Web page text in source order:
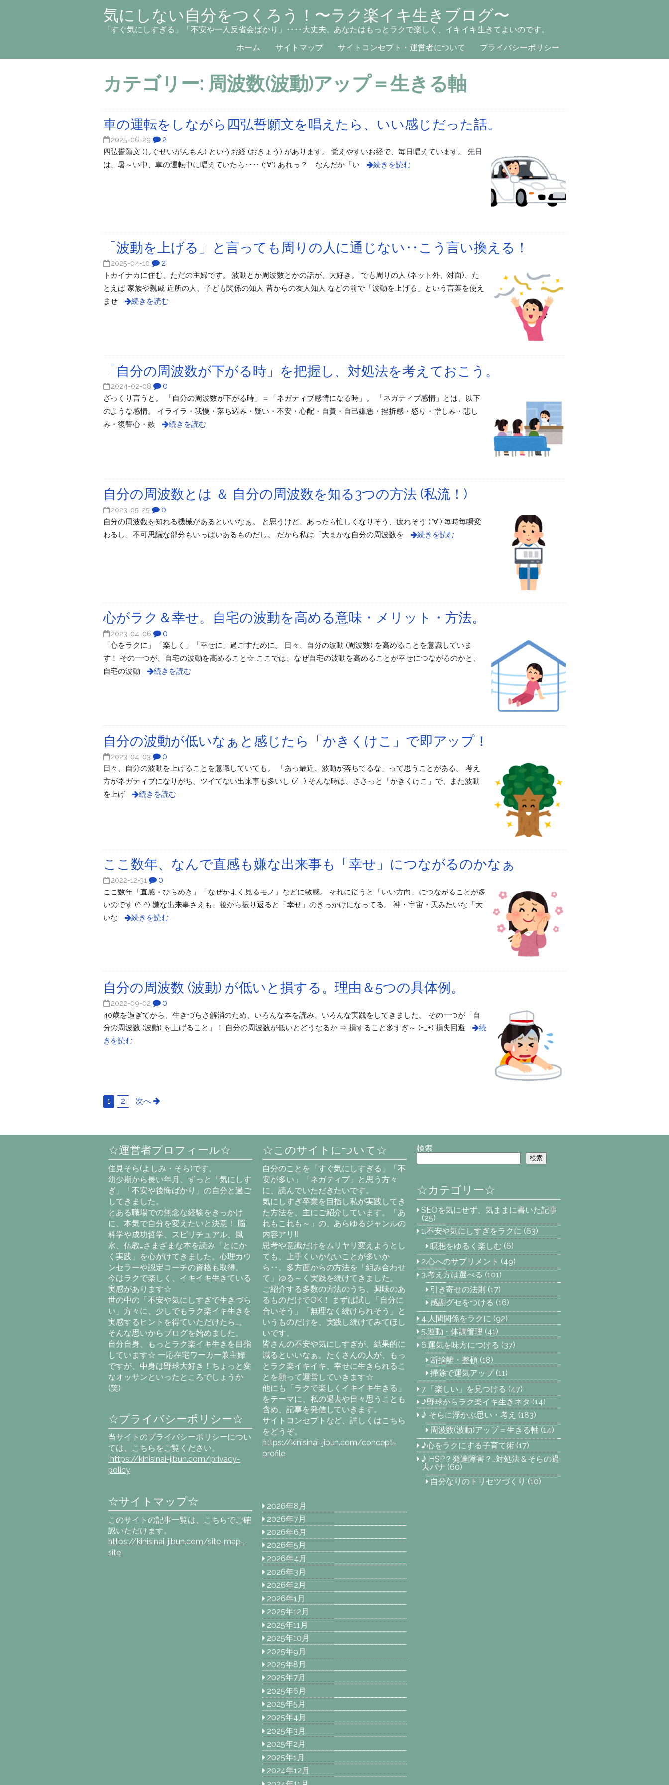
気にしない自分をつくろう！〜ラク楽イキ生きブログ〜
「すぐ気にしすぎる」「不安や一人反省会ばかり」‥‥大丈夫。あなたはもっとラクで楽しく、イキイキ生きてよいのです。
ホーム
サイトマップ サイトコンセプト・運営者について プライバシーポリシー
カテゴリー: 周波数(波動)アップ＝生きる軸
車の運転をしながら四弘誓願文を唱えたら、いい感じだった話。
2025-06-29 2
四弘誓願文 (しぐせいがんもん) というお経 (おきょう) があります。 覚えやすいお経で、毎日唱えています。 先日
は、暑～い中、車の運転中に唱えていたら‥‥ (;’∀’) あれっ？ なんだか「い
続きを読む
「波動を上げる」と言っても周りの人に通じない‥こう言い換える！
2025-04-10 2
トカイナカに住む、ただの主婦です。 波動とか周波数とかの話が、大好き。 でも周りの人 (ネット外、対面)、た
とえば 家族や親戚 近所の人、子ども関係の知人 昔からの友人知人 などの前で「波動を上げる」という言葉を使え
ませ
続きを読む
「自分の周波数が下がる時」を把握し、対処法を考えておこう。
2024-02-08 0
ざっくり言うと。 「自分の周波数が下がる時」＝「ネガティブ感情になる時」。 「ネガティブ感情」とは、以下
のような感情。 イライラ・我慢・落ち込み・疑い・不安・心配・自責・自己嫌悪・挫折感・怒り・憎しみ・悲し
み・復讐心・嫉
続きを読む
自分の周波数とは ＆ 自分の周波数を知る3つの方法 (私流！)
2023-05-25 0
自分の周波数を知れる機械があるといいなぁ。 と思うけど、あったら忙しくなりそう、疲れそう (;’∀’) 毎時毎瞬変
わるし、不可思議な部分もいっぱいあるものだし。 だから私は「大まかな自分の周波数を
続きを読む
心がラク＆幸せ。自宅の波動を高める意味・メリット・方法。
2023-04-06 0
「心をラクに」「楽しく」「幸せに」過ごすために。 日々、自分の波動 (周波数) を高めることを意識していま
す！ その一つが、自宅の波動を高めること☆ ここでは、なぜ自宅の波動を高めることが幸せにつながるのかと、
自宅の波動
続きを読む
自分の波動が低いなぁと感じたら「かきくけこ」で即アップ！
2023-04-03 0
日々、自分の波動を上げることを意識していても。 「あっ最近、波動が落ちてるな」って思うことがある。 考え
方がネガティブになりがち。ツイてない出来事も多いし (/_;) そんな時は、ささっと「かきくけこ」で、また波動
を上げ
続きを読む
ここ数年、なんで直感も嫌な出来事も「幸せ」につながるのかなぁ
2022-12-31 0
ここ数年「直感・ひらめき」「なぜかよく見るモノ」などに敏感。 それに従うと「いい方向」につながることが多
いのです (^-^) 嫌な出来事さえも、後から振り返ると「幸せ」のきっかけになってる。 神・宇宙・天みたいな「大
いな
続きを読む
自分の周波数 (波動) が低いと損する。理由＆5つの具体例。
2022-09-02 0
40歳を過ぎてから、生きづらさ解消のため、いろんな本を読み、いろんな実践をしてきました。 その一つが「自
分の周波数 (波動) を上げること」！ 自分の周波数が低いとどうなるか ⇒ 損すること多すぎ～ (+_+) 損失回避
続
きを読む
1 2 次へ
☆運営者プロフィール☆
佳見そら(よしみ・そら)です。
幼少期から長い年月、ずっと「気にしす
ぎ」「不安や後悔ばかり」の自分と過ご
してきました。
とある職場での無念な経験をきっかけ
に、本気で自分を変えたいと決意！ 脳
科学や成功哲学、スピリチュアル、風
水、仏教…さまざまな本を読み「とにか
く実践」を心がけてきました。心理カウ
ンセラーや認定コーチの資格も取得。
今はラクで楽しく、イキイキ生きている
実感があります☆
世の中の「不安や気にしすぎで生きづら
い」方々に、少しでもラク楽イキ生きを
実感するヒントを得ていただけたら…。
そんな思いからブログを始めました。
自分自身、もっとラク楽イキ生きを目指
しています☆ 一応在宅ワーカー兼主婦
ですが、中身は野球大好き！ちょっと変
なオッサンといったところでしょうか
(笑)
☆このサイトについて☆
自分のことを「すぐ気にしすぎる」「不
安が多い」「ネガティブ」と思う方々
に、読んでいただきたいです。
気にしすぎ卒業を目指し私が実践してき
た方法を、主にご紹介しています。「あ
れもこれも～」の、あらゆるジャンルの
内容アリ‼
思考や意識だけをムリヤリ変えようとし
ても、上手くいかないことが多いか
ら‥。多方面からの方法を「組み合わせ
て」ゆる～く実践を続けてきました。
ご紹介する多数の方法のうち、興味のあ
るものだけでOK！ まずは試し「自分に
合いそう」「無理なく続けられそう」と
いうものだけを、実践し続けてみてほし
いです。
皆さんの不安や気にしすぎが、結果的に
減るといいなぁ。たくさんの人が、もっ
とラク楽イキイキ、幸せに生きられるこ
とを願って運営していきます☆
他にも「ラクで楽しくイキイキ生きる」
をテーマに、私の過去や日々思うことも
含め、記事を発信していきます。
サイトコンセプトなど、詳しくはこちら
をどうぞ。
https://kinisinai-jibun.com/concept-
profile
検索
検索
☆カテゴリー☆
SEOを気にせず、気ままに書いた記事
(25)
1.不安や気にしすぎをラクに (63)
瞑想をゆるく楽しむ (6)
2.心へのサプリメント (49)
3.考え方は選べる (101)
引き寄せの法則 (17)
感謝グセをつける (16)
4.人間関係をラクに (92)
5.運動・体調管理 (41)
6.運気を味方につける (37)
断捨離・整頓(18)
掃除で運気アップ(11)
7.「楽しい」を見つける (47)
♪野球からラク楽イキ生きネタ (14)
♪ そらに浮かぶ思い・考え (183)
周波数(波動)アップ＝生きる軸 (14)
♪心をラクにする子育て術 (17)
♪ HSP？発達障害？…対処法＆そらの過
去バナ (60)
自分なりのトリセツづくり (10)
☆プライバシーポリシー☆
当サイトのプライバシーポリシーについ
ては、こちらをご覧ください。
https://kinisinai-jibun.com/privacy-
policy
☆サイトマップ☆
このサイトの記事一覧は、こちらでご確
認いただけます。
https://kinisinai-jibun.com/site-map-
site
2026年8月
2026年7月
2026年6月
2026年5月
2026年4月
2026年3月
2026年2月
2026年1月
2025年12月
2025年11月
2025年10月
2025年9月
2025年8月
2025年7月
2025年6月
2025年5月
2025年4月
2025年3月
2025年2月
2025年1月
2024年12月